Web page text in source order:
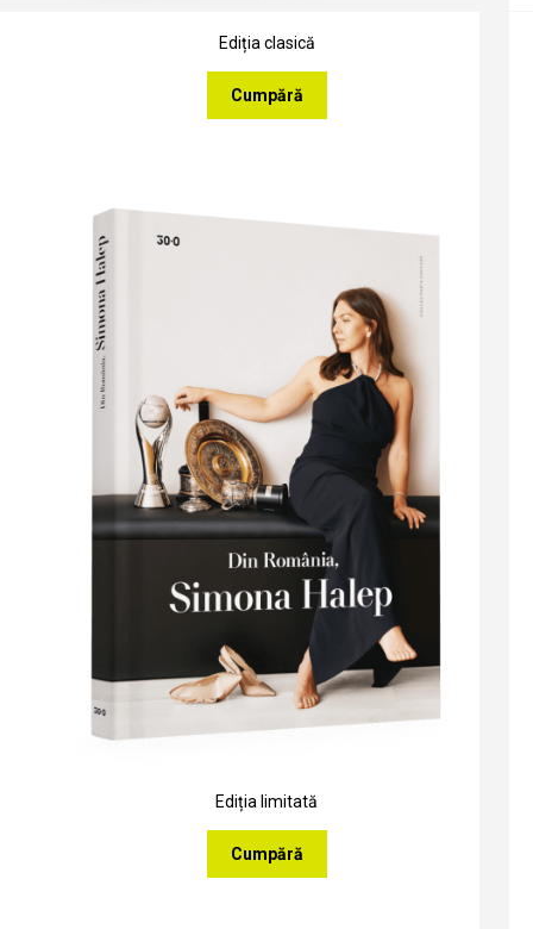
Ediția clasică
Cumpără
Ediția limitată
Cumpără